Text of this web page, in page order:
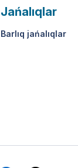
Jańalıqlar
Barlıq jańalıqlar